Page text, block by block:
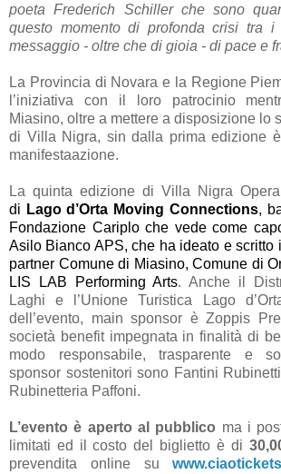
poeta Frederich Schiller che sono
questo momento di profonda crisi tra
messaggio - oltre che di gioia - di pace e
La Provincia di Novara e la Regione
l’iniziativa con il loro patrocinio
Miasino, oltre a mettere a disposizione lo
di Villa Nigra, sin dalla prima edizione
manifestaazione.
La quinta edizione di Villa Nigra
di Lago d’Orta Moving Connections,
Fondazione Cariplo che vede come
Asilo Bianco APS, che ha ideato e scritto
partner Comune di Miasino, Comune di
LIS LAB Performing Arts. Anche il
Laghi e l’Unione Turistica Lago
dell’evento, main sponsor è Zoppis
società benefit impegnata in finalità di
modo responsabile, trasparente e
sponsor sostenitori sono Fantini
Rubinetteria Paffoni.
L’evento è aperto al pubblico ma i
limitati ed il costo del biglietto è di
prevendita online su